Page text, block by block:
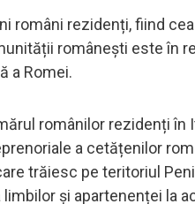
români rezidenți, fiind
românești este în
a Romei.
românilor rezidenți în
a cetățenilor
trăiesc pe teritoriul
și apartenenței la